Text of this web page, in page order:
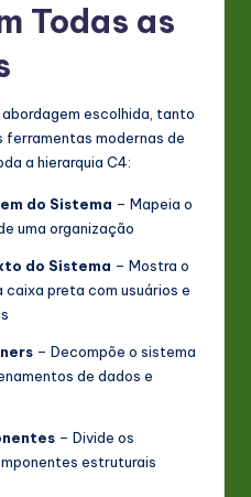
Todas as
escolhida, tanto
ferramentas modernas de
a hierarquia C4:
do Sistema – Mapeia o
uma organização
do Sistema – Mostra o
caixa preta com usuários e
– Decompõe o sistema
de dados e
– Divide os
estruturais